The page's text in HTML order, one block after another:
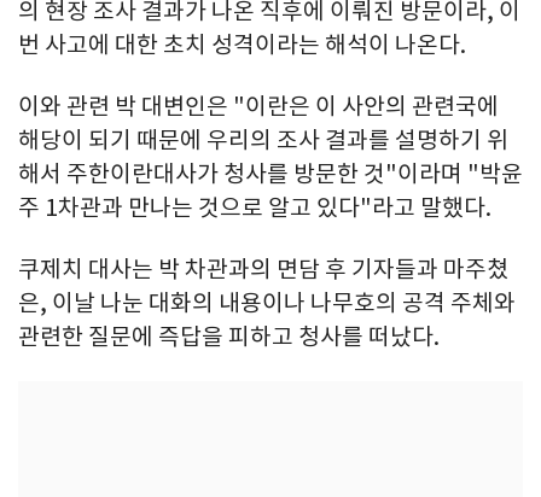
의 현장 조사 결과가 나온 직후에 이뤄진 방문이라, 이
번 사고에 대한 초치 성격이라는 해석이 나온다.
이와 관련 박 대변인은 "이란은 이 사안의 관련국에
해당이 되기 때문에 우리의 조사 결과를 설명하기 위
해서 주한이란대사가 청사를 방문한 것"이라며 "박윤
주 1차관과 만나는 것으로 알고 있다"라고 말했다.
쿠제치 대사는 박 차관과의 면담 후 기자들과 마주쳤
은, 이날 나눈 대화의 내용이나 나무호의 공격 주체와
관련한 질문에 즉답을 피하고 청사를 떠났다.